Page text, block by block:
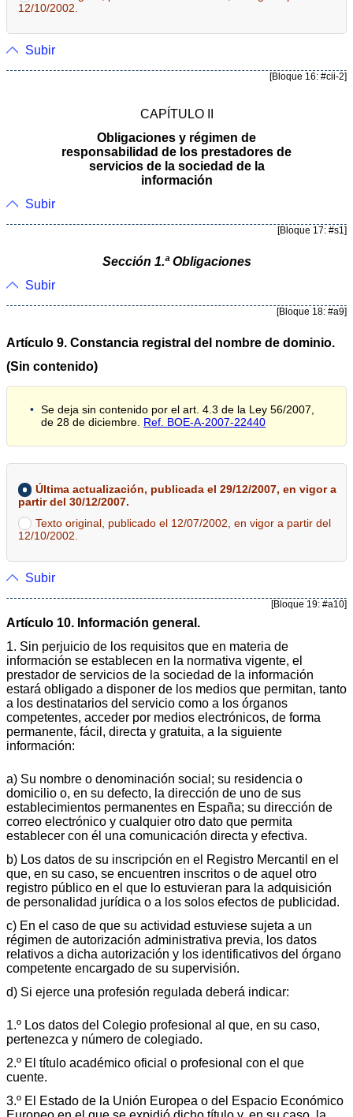
12/10/2002.
Subir
[Bloque 16: #cii-2]
CAPÍTULO II
Obligaciones y régimen de
responsabilidad de los prestadores de
servicios de la sociedad de la
información
Subir
[Bloque 17: #s1]
Sección 1.ª Obligaciones
Subir
[Bloque 18: #a9]
Artículo 9. Constancia registral del nombre de dominio.
(Sin contenido)
Se deja sin contenido por el art. 4.3 de la Ley 56/2007,
de 28 de diciembre. Ref. BOE-A-2007-22440
Última actualización, publicada el 29/12/2007, en vigor a
partir del 30/12/2007.
Texto original, publicado el 12/07/2002, en vigor a partir del
12/10/2002.
Subir
[Bloque 19: #a10]
Artículo 10. Información general.
1. Sin perjuicio de los requisitos que en materia de
información se establecen en la normativa vigente, el
prestador de servicios de la sociedad de la información
estará obligado a disponer de los medios que permitan, tanto
a los destinatarios del servicio como a los órganos
competentes, acceder por medios electrónicos, de forma
permanente, fácil, directa y gratuita, a la siguiente
información:
a) Su nombre o denominación social; su residencia o
domicilio o, en su defecto, la dirección de uno de sus
establecimientos permanentes en España; su dirección de
correo electrónico y cualquier otro dato que permita
establecer con él una comunicación directa y efectiva.
b) Los datos de su inscripción en el Registro Mercantil en el
que, en su caso, se encuentren inscritos o de aquel otro
registro público en el que lo estuvieran para la adquisición
de personalidad jurídica o a los solos efectos de publicidad.
c) En el caso de que su actividad estuviese sujeta a un
régimen de autorización administrativa previa, los datos
relativos a dicha autorización y los identificativos del órgano
competente encargado de su supervisión.
d) Si ejerce una profesión regulada deberá indicar:
1.º Los datos del Colegio profesional al que, en su caso,
pertenezca y número de colegiado.
2.º El título académico oficial o profesional con el que
cuente.
3.º El Estado de la Unión Europea o del Espacio Económico